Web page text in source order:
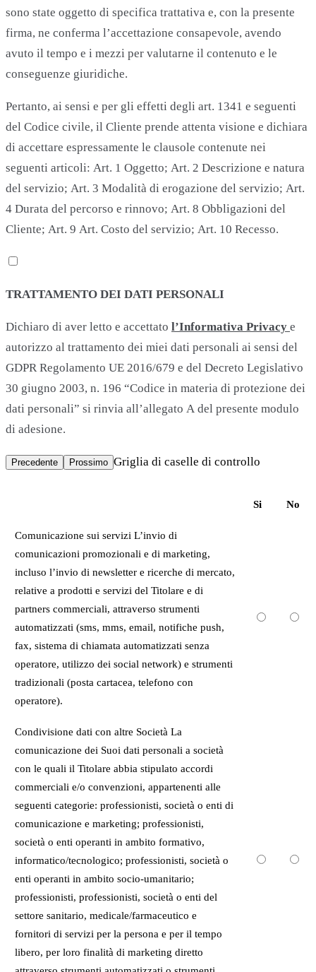
sono state oggetto di specifica trattativa e, con la presente
firma, ne conferma l’accettazione consapevole, avendo
avuto il tempo e i mezzi per valutarne il contenuto e le
conseguenze giuridiche.
Pertanto, ai sensi e per gli effetti degli art. 1341 e seguenti
del Codice civile, il Cliente prende attenta visione e dichiara
di accettare espressamente le clausole contenute nei
seguenti articoli: Art. 1 Oggetto; Art. 2 Descrizione e natura
del servizio; Art. 3 Modalità di erogazione del servizio; Art.
4 Durata del percorso e rinnovo; Art. 8 Obbligazioni del
Cliente; Art. 9 Art. Costo del servizio; Art. 10 Recesso.
TRATTAMENTO DEI DATI PERSONALI
Dichiaro di aver letto e accettato l’Informativa Privacy e
autorizzo al trattamento dei miei dati personali ai sensi del
GDPR Regolamento UE 2016/679 e del Decreto Legislativo
30 giugno 2003, n. 196 “Codice in materia di protezione dei
dati personali” si rinvia all’allegato A del presente modulo
di adesione.
Precedente Prossimo Griglia di caselle di controllo
Si No
Comunicazione sui servizi L’invio di
comunicazioni promozionali e di marketing,
incluso l’invio di newsletter e ricerche di mercato,
relative a prodotti e servizi del Titolare e di
partners commerciali, attraverso strumenti
automatizzati (sms, mms, email, notifiche push,
fax, sistema di chiamata automatizzati senza
operatore, utilizzo dei social network) e strumenti
tradizionali (posta cartacea, telefono con
operatore).
Condivisione dati con altre Società La
comunicazione dei Suoi dati personali a società
con le quali il Titolare abbia stipulato accordi
commerciali e/o convenzioni, appartenenti alle
seguenti categorie: professionisti, società o enti di
comunicazione e marketing; professionisti,
società o enti operanti in ambito formativo,
informatico/tecnologico; professionisti, società o
enti operanti in ambito socio-umanitario;
professionisti, professionisti, società o enti del
settore sanitario, medicale/farmaceutico e
fornitori di servizi per la persona e per il tempo
libero, per loro finalità di marketing diretto